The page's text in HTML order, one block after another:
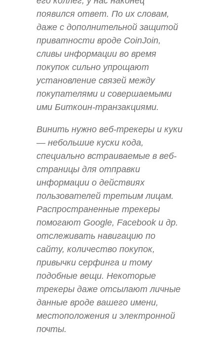
появился ответ. По их словам,
даже с дополнительной защитой
приватности вроде CoinJoin,
сливы информации во время
покупок сильно упрощают
установление связей между
покупателями и совершаемыми
ими Биткоин-транзакциями.
Винить нужно веб-трекеры и куки
— небольшие куски кода,
специально встраиваемые в веб-
страницы для отправки
информации о действиях
пользователей третьим лицам.
Распространенные трекеры
помогают Google, Facebook и др.
отслеживать навигацию по
сайту, количество покупок,
привычки серфинга и тому
подобные вещи. Некоторые
трекеры даже отсылают личные
данные вроде вашего имени,
местоположения и электронной
почты.